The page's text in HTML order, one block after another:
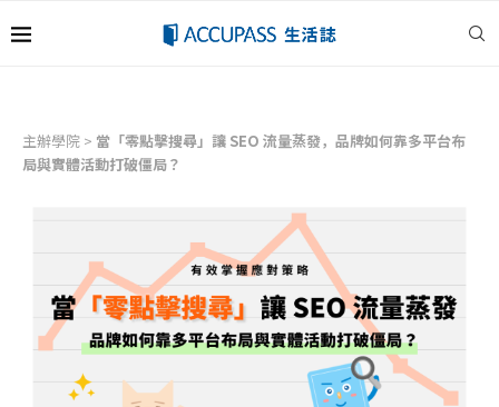
主辦學院 > 當「零點擊搜尋」讓 SEO 流量蒸發，品牌如何靠多平台布
局與實體活動打破僵局？